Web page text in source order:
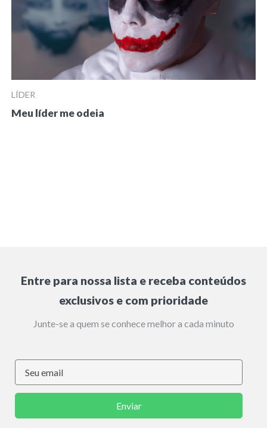
LÍDER
Meu líder me odeia
Entre para nossa lista e receba conteúdos
exclusivos e com prioridade
Junte-se a quem se conhece melhor a cada minuto
Enviar